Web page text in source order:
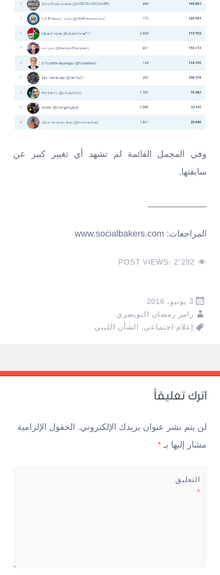
وفي المجمل القائمة لم تشهد أي تغيير كبير عن
سابقتها.
المراجعات: www.socialbakers.com
POST VIEWS: 2٬292
3 يونيو، 2016
رامز رمضان النويصري
إعلام اجتماعي, الشأن الليبي
Post
navigation
←
→
اترك تعليقاً
لن يتم نشر عنوان بريدك الإلكتروني. الحقول الإلزامية
مشار إليها بـ *
التعليق
*